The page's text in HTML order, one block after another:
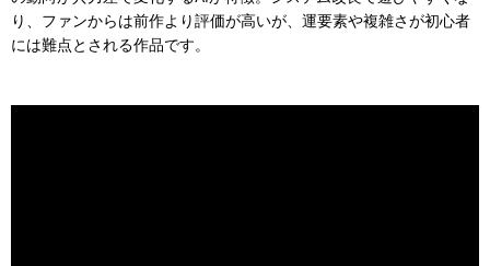
り、ファンからは前作より評価が高いが、運要素や複雑さが初心者
には難点とされる作品です。